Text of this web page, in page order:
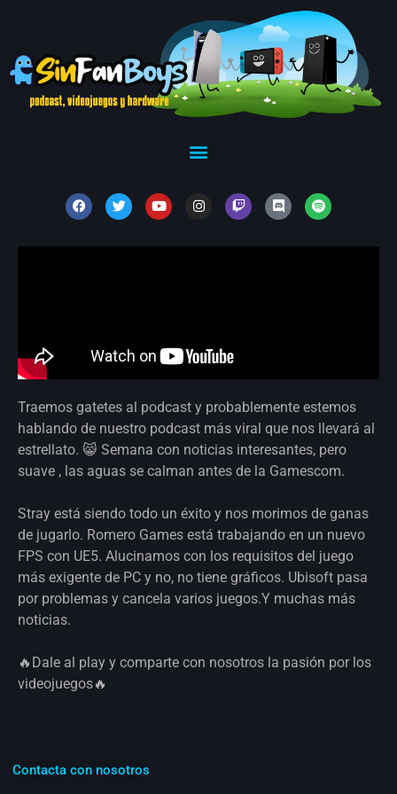
Traemos gatetes al podcast y probablemente estemos
hablando de nuestro podcast más viral que nos llevará al
estrellato. 😸 Semana con noticias interesantes, pero
suave , las aguas se calman antes de la Gamescom.
Stray está siendo todo un éxito y nos morimos de ganas
de jugarlo. Romero Games está trabajando en un nuevo
FPS con UE5. Alucinamos con los requisitos del juego
más exigente de PC y no, no tiene gráficos. Ubisoft pasa
por problemas y cancela varios juegos.Y muchas más
noticias.
🔥Dale al play y comparte con nosotros la pasión por los
videojuegos🔥
Contacta con nosotros